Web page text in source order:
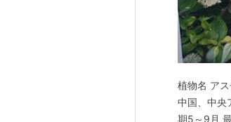
植物名 ア
中国、中央
期5～9月